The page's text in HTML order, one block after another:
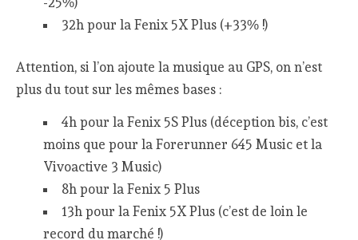
32h pour la Fenix 5X Plus (+33% !)
Attention, si l’on ajoute la musique au GPS, on n’est
plus du tout sur les mêmes bases :
4h pour la Fenix 5S Plus (déception bis, c’est
moins que pour la Forerunner 645 Music et la
Vivoactive 3 Music)
8h pour la Fenix 5 Plus
13h pour la Fenix 5X Plus (c’est de loin le
record du marché !)